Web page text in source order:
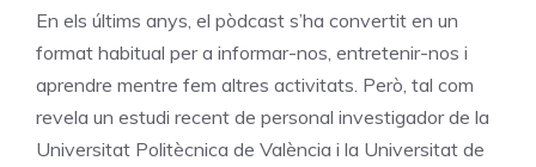
En els últims anys, el pòdcast s’ha convertit en un
format habitual per a informar-nos, entretenir-nos i
aprendre mentre fem altres activitats. Però, tal com
revela un estudi recent de personal investigador de la
Universitat Politècnica de València i la Universitat de